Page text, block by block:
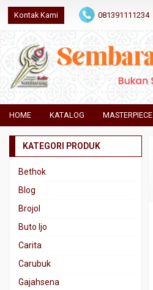
Kontak Kami 081391111234
HOME KATALOG MASTERPIECE
KATEGORI PRODUK
Bethok
Blog
Brojol
Buto Ijo
Carita
Carubuk
Gajahsena